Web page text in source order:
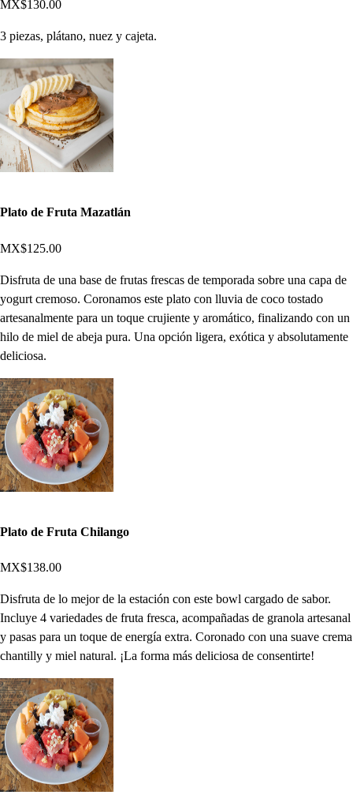
MX$130.00
3 piezas, plátano, nuez y cajeta.
Plato de Fruta Mazatlán
MX$125.00
Disfruta de una base de frutas frescas de temporada sobre una capa de
yogurt cremoso. Coronamos este plato con lluvia de coco tostado
artesanalmente para un toque crujiente y aromático, finalizando con un
hilo de miel de abeja pura. Una opción ligera, exótica y absolutamente
deliciosa.
Plato de Fruta Chilango
MX$138.00
Disfruta de lo mejor de la estación con este bowl cargado de sabor.
Incluye 4 variedades de fruta fresca, acompañadas de granola artesanal
y pasas para un toque de energía extra. Coronado con una suave crema
chantilly y miel natural. ¡La forma más deliciosa de consentirte!